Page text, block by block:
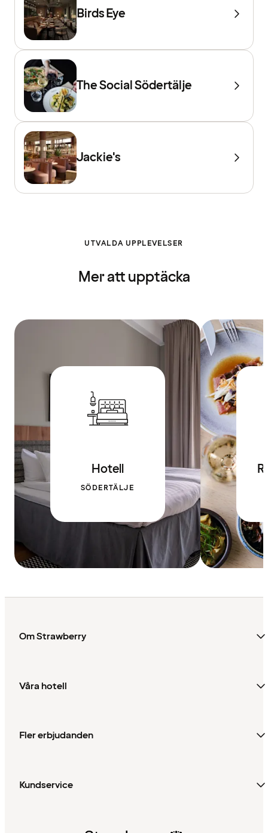
Birds Eye
The Social Södertälje
Jackie's
UTVALDA UPPLEVELSER
Mer att upptäcka
Hotell
SÖDERTÄLJE
Om Strawberry
Våra hotell
Fler erbjudanden
Kundservice